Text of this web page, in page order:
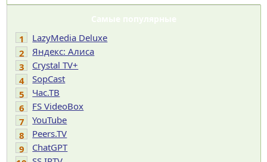
Самые популярные
1
LazyMedia Deluxe
2
Яндекс: Алиса
3
Crystal TV+
4
SopCast
5
Час.ТВ
6
FS VideoBox
7
YouTube
8
Peers.TV
9
ChatGPT